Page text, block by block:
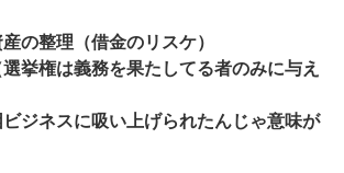
の整理（借金のリスケ）
選挙権は義務を果たしてる者のみに与え
ビジネスに吸い上げられたんじゃ意味が